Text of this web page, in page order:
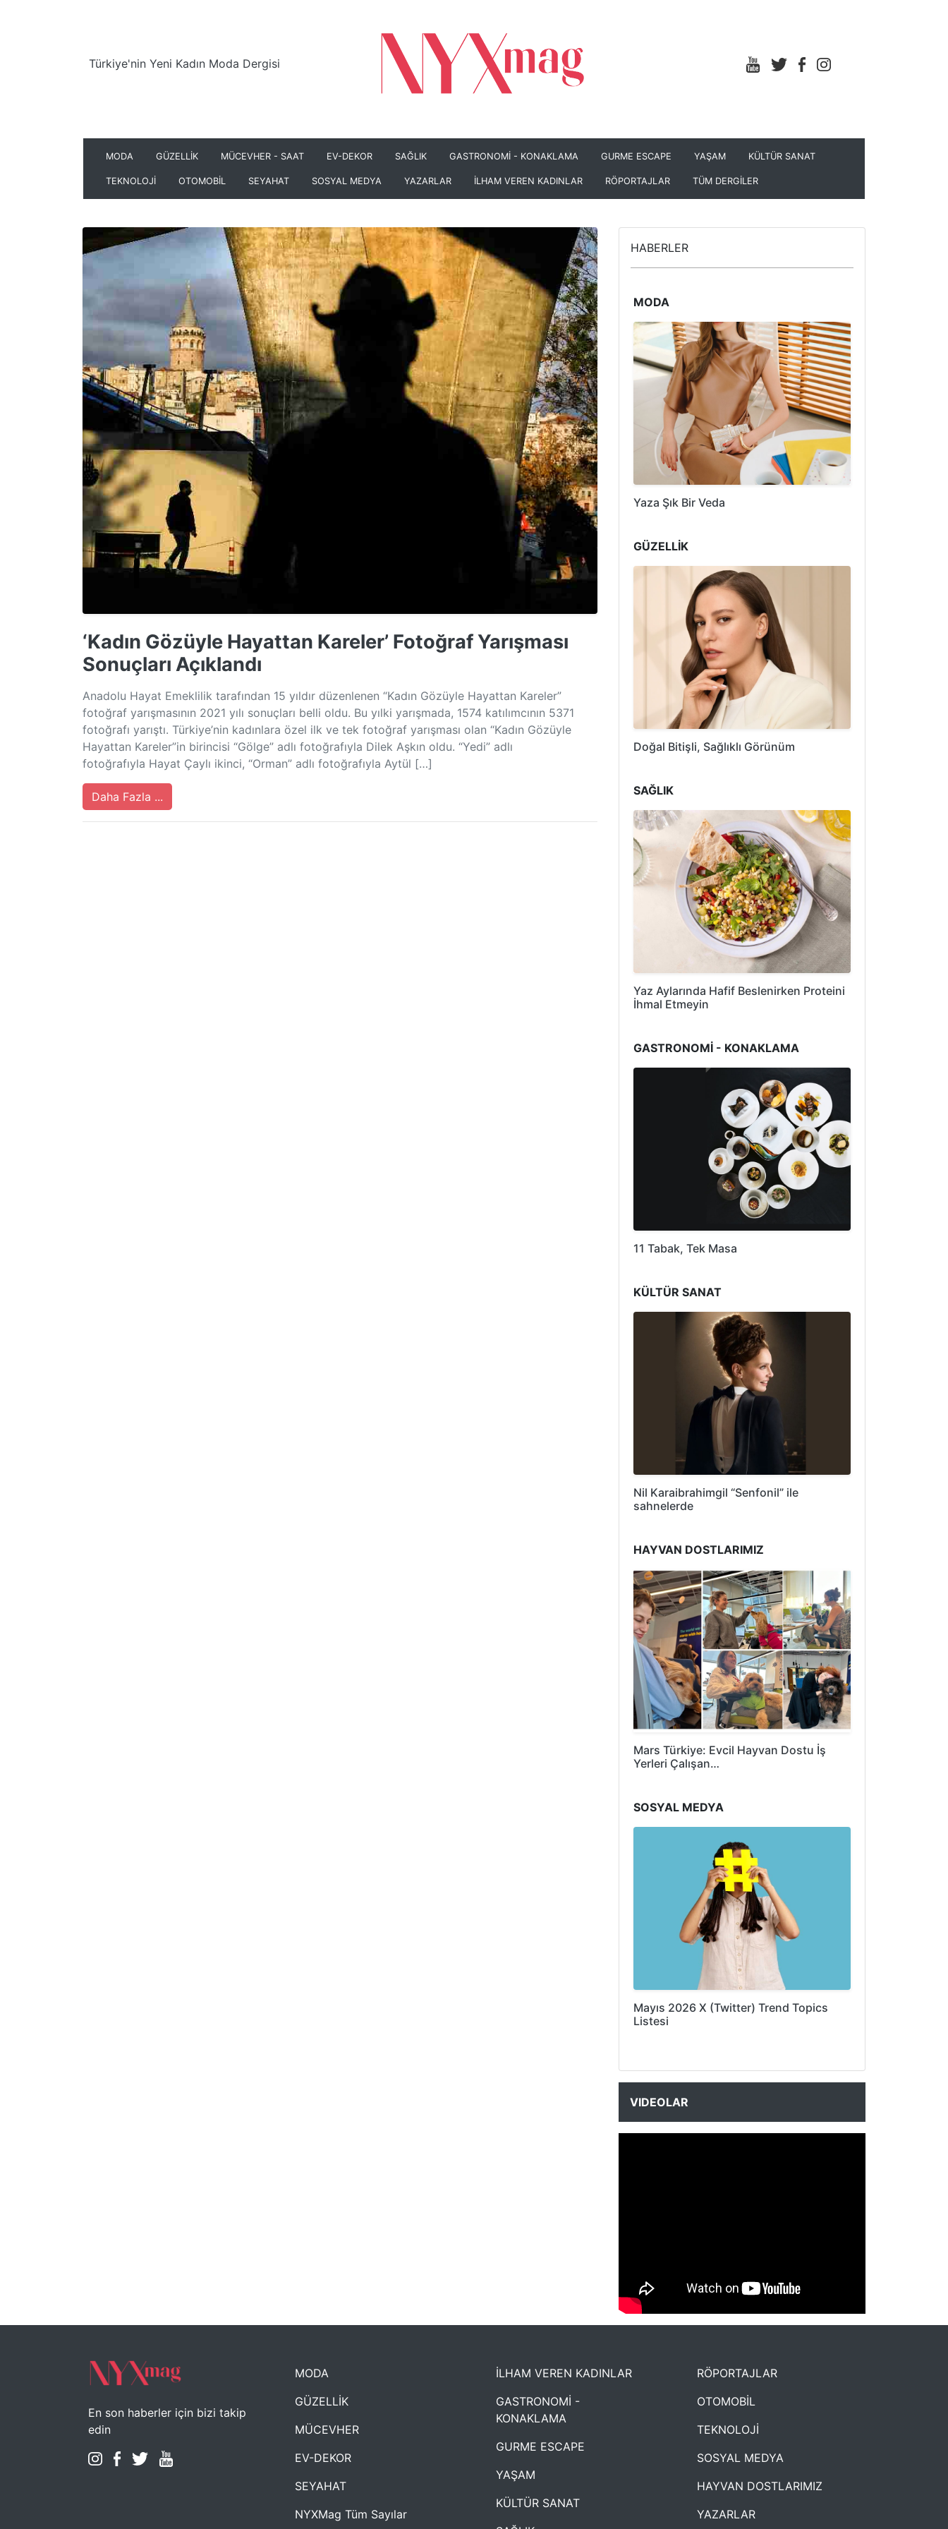
Türkiye'nin Yeni Kadın Moda Dergisi
MODA GÜZELLİK MÜCEVHER - SAAT EV-DEKOR SAĞLIK GASTRONOMİ - KONAKLAMA GURME ESCAPE YAŞAM KÜLTÜR SANAT
TEKNOLOJİ OTOMOBİL SEYAHAT SOSYAL MEDYA YAZARLAR İLHAM VEREN KADINLAR RÖPORTAJLAR TÜM DERGİLER
‘Kadın Gözüyle Hayattan Kareler’ Fotoğraf Yarışması
Sonuçları Açıklandı
Anadolu Hayat Emeklilik tarafından 15 yıldır düzenlenen “Kadın Gözüyle Hayattan Kareler”
fotoğraf yarışmasının 2021 yılı sonuçları belli oldu. Bu yılki yarışmada, 1574 katılımcının 5371
fotoğrafı yarıştı. Türkiye’nin kadınlara özel ilk ve tek fotoğraf yarışması olan “Kadın Gözüyle
Hayattan Kareler”in birincisi “Gölge” adlı fotoğrafıyla Dilek Aşkın oldu. “Yedi” adlı
fotoğrafıyla Hayat Çaylı ikinci, “Orman” adlı fotoğrafıyla Aytül […]
Daha Fazla ...
HABERLER
MODA
Yaza Şık Bir Veda
GÜZELLİK
Doğal Bitişli, Sağlıklı Görünüm
SAĞLIK
Yaz Aylarında Hafif Beslenirken Proteini
İhmal Etmeyin
GASTRONOMİ - KONAKLAMA
11 Tabak, Tek Masa
KÜLTÜR SANAT
Nil Karaibrahimgil “Senfonil” ile
sahnelerde
HAYVAN DOSTLARIMIZ
Mars Türkiye: Evcil Hayvan Dostu İş
Yerleri Çalışan…
SOSYAL MEDYA
Mayıs 2026 X (Twitter) Trend Topics
Listesi
VIDEOLAR
NYXmag 2. Yaş Kutlama Etkinliği
En son haberler için bizi takip
edin
MODA
GÜZELLİK
MÜCEVHER
EV-DEKOR
SEYAHAT
NYXMag Tüm Sayılar
İLHAM VEREN KADINLAR
GASTRONOMİ -
KONAKLAMA
GURME ESCAPE
YAŞAM
KÜLTÜR SANAT
RÖPORTAJLAR
OTOMOBİL
TEKNOLOJİ
SOSYAL MEDYA
HAYVAN DOSTLARIMIZ
YAZARLAR